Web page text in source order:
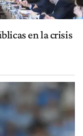
en la crisis